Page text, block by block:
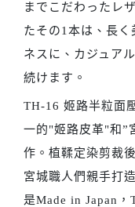
までこだわったレ
たその1本は、長
ネスに、カジュア
続けます。
TH-16 姬路半粒面
一的"姬路皮革"和”
作。植鞣定染剪裁
宮城職人們親手打
是Made in Japan